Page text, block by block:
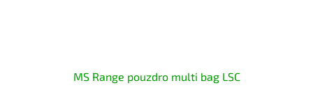
MS Range pouzdro multi bag LSC